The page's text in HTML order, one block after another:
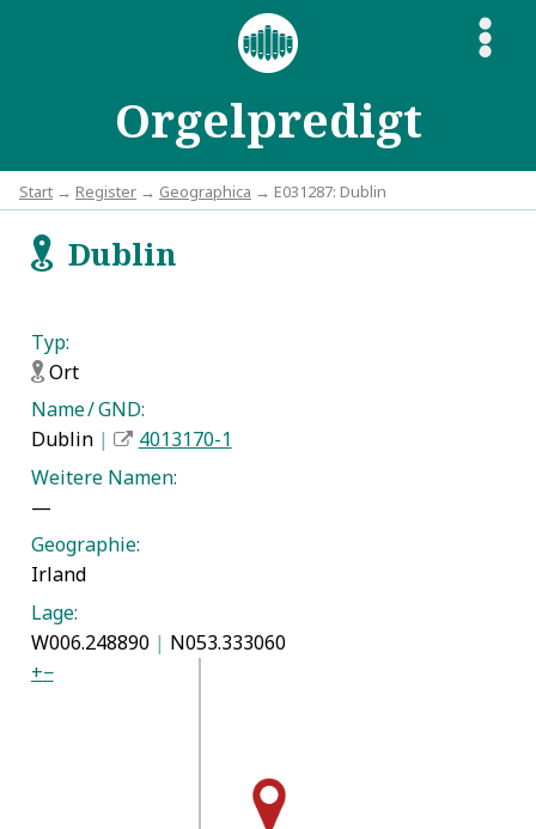
Orgelpredigt
S
Start → Register → Geographica → E031287: Dublin
fDublin
Typ:
fOrt
Name / GND:
Dublin |
4013170-1
Weitere Namen:
—
Geographie:
Irland
Lage:
W006.248890 | N053.333060
+−